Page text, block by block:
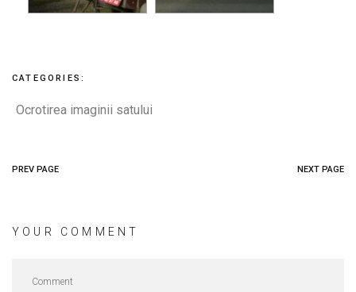
CATEGORIES:
Ocrotirea imaginii satului
PREV PAGE NEXT PAGE
YOUR COMMENT